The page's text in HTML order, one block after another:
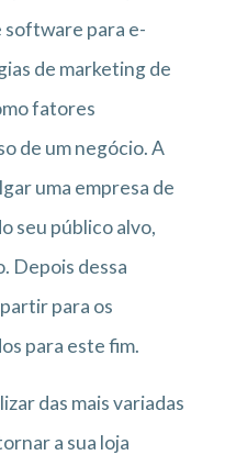
software para e-
de marketing de
fatores
de um negócio. A
uma empresa de
seu público alvo,
Depois dessa
para os
para este fim.
das mais variadas
a sua loja